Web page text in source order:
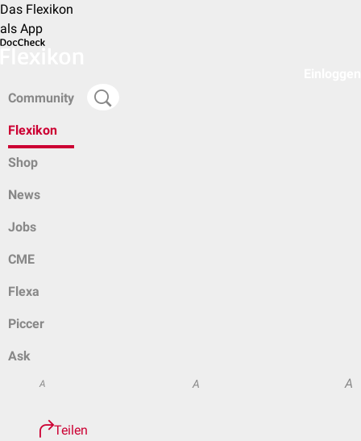
Das Flexikon
als App
Community
Flexikon
Shop
News
Jobs
CME
Flexa
Piccer
Ask
A A A
Teilen